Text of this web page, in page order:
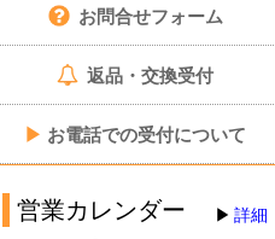
お問合せフォーム
返品・交換受付
▶ お電話での受付について
営業カレンダー 詳細